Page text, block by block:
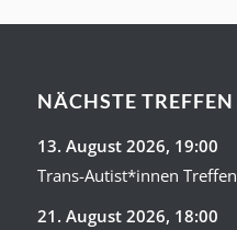
NÄCHSTE TREFFEN
13. August 2026, 19:00
Trans-Autist*innen Treffen
21. August 2026, 18:00